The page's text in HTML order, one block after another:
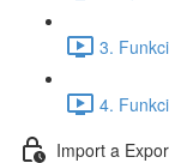
3.
4.
Import a